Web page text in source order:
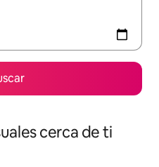
cerca de ti